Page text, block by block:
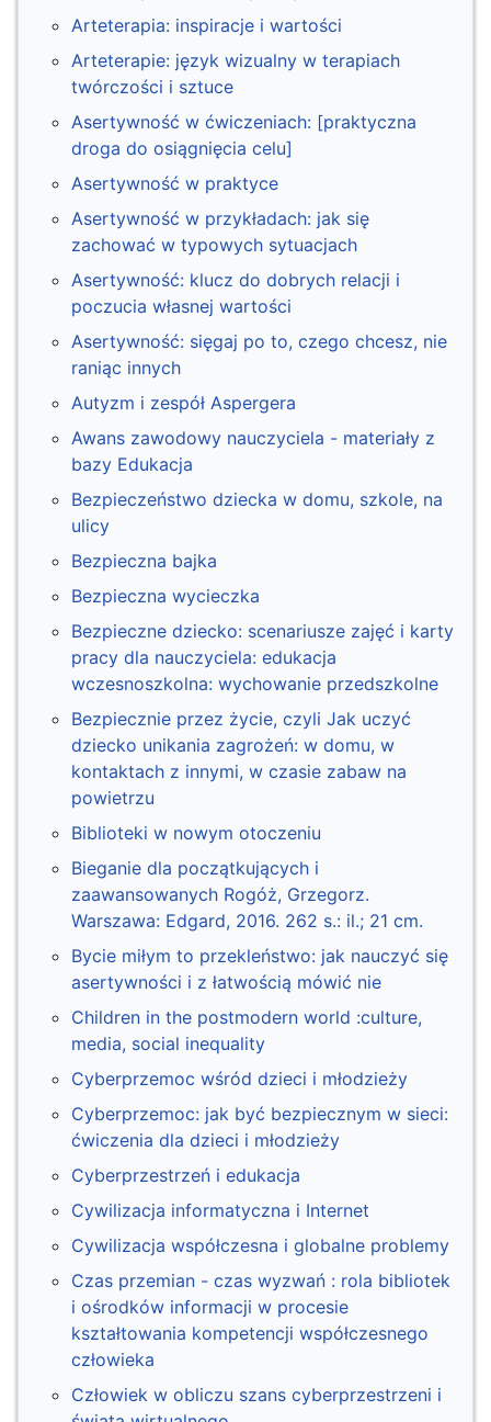
Arteterapia: inspiracje i wartości
Arteterapie: język wizualny w terapiach
twórczości i sztuce
Asertywność w ćwiczeniach: [praktyczna
droga do osiągnięcia celu]
Asertywność w praktyce
Asertywność w przykładach: jak się
zachować w typowych sytuacjach
Asertywność: klucz do dobrych relacji i
poczucia własnej wartości
Asertywność: sięgaj po to, czego chcesz, nie
raniąc innych
Autyzm i zespół Aspergera
Awans zawodowy nauczyciela - materiały z
bazy Edukacja
Bezpieczeństwo dziecka w domu, szkole, na
ulicy
Bezpieczna bajka
Bezpieczna wycieczka
Bezpieczne dziecko: scenariusze zajęć i karty
pracy dla nauczyciela: edukacja
wczesnoszkolna: wychowanie przedszkolne
Bezpiecznie przez życie, czyli Jak uczyć
dziecko unikania zagrożeń: w domu, w
kontaktach z innymi, w czasie zabaw na
powietrzu
Biblioteki w nowym otoczeniu
Bieganie dla początkujących i
zaawansowanych Rogóż, Grzegorz.
Warszawa: Edgard, 2016. 262 s.: il.; 21 cm.
Bycie miłym to przekleństwo: jak nauczyć się
asertywności i z łatwością mówić nie
Children in the postmodern world :culture,
media, social inequality
Cyberprzemoc wśród dzieci i młodzieży
Cyberprzemoc: jak być bezpiecznym w sieci:
ćwiczenia dla dzieci i młodzieży
Cyberprzestrzeń i edukacja
Cywilizacja informatyczna i Internet
Cywilizacja współczesna i globalne problemy
Czas przemian - czas wyzwań : rola bibliotek
i ośrodków informacji w procesie
kształtowania kompetencji współczesnego
człowieka
Człowiek w obliczu szans cyberprzestrzeni i